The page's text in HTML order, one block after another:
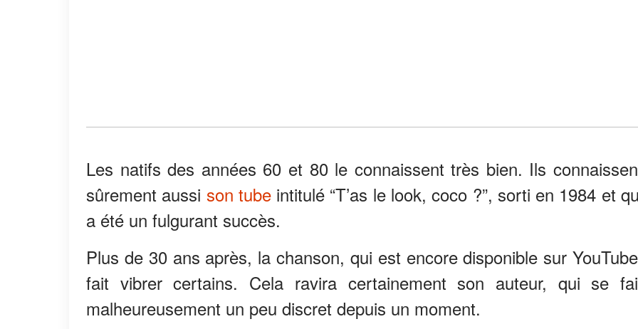
Les natifs des années 60 et 80 le connaissent très bien. Ils
sûrement aussi son tubeintitulé “T’as le look, coco ?”, sorti en 1984 et
a été un fulgurant succès.
Plus de 30 ans après, la chanson, qui est encore disponible sur
fait vibrer certains. Cela ravira certainement son auteur, qui se
malheureusement un peu discret depuis un moment.